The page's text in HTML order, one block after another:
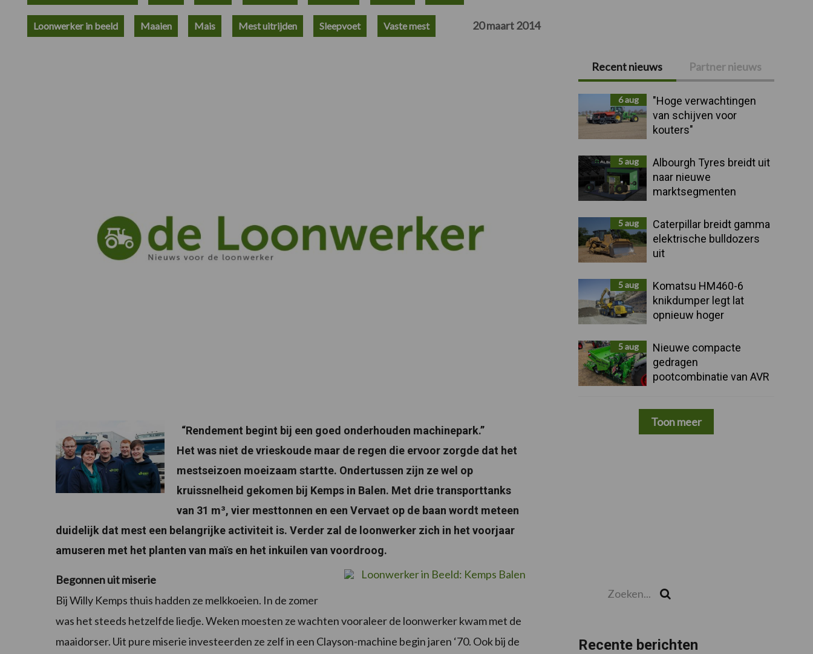
Loonwerker in beeld Maaien Mais Mest uitrijden Sleepvoet Vaste mest 20 maart 2014
“Rendement begint bij een goed onderhouden machinepark.”
Het was niet de vrieskoude maar de regen die ervoor zorgde dat het
mestseizoen moeizaam startte. Ondertussen zijn ze wel op
kruissnelheid gekomen bij Kemps in Balen. Met drie transporttanks
van 31 m³, vier mesttonnen en een Vervaet op de baan wordt meteen
duidelijk dat mest een belangrijke activiteit is. Verder zal de loonwerker zich in het voorjaar
amuseren met het planten van maïs en het inkuilen van voordroog.
Begonnen uit miserie
Bij Willy Kemps thuis hadden ze melkkoeien. In de zomer
was het steeds hetzelfde liedje. Weken moesten ze wachten vooraleer de loonwerker kwam met de
maaidorser. Uit pure miserie investeerden ze zelf in een Clayson-machine begin jaren ‘70. Ook bij de
Primaire
Sidebar
Recent nieuws Partner nieuws
6 aug
"Hoge verwachtingen
van schijven voor
kouters"
5 aug
Albourgh Tyres breidt uit
naar nieuwe
marktsegmenten
5 aug
Caterpillar breidt gamma
elektrische bulldozers
uit
5 aug
Komatsu HM460-6
knikdumper legt lat
opnieuw hoger
5 aug
Nieuwe compacte
gedragen
pootcombinatie van AVR
Toon meer
Recente berichten